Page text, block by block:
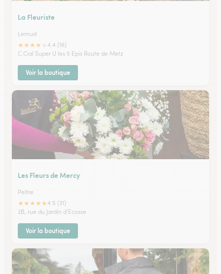
La Fleuriste
Lemud
★★★★
4.4 (16)
C.Cial Super U les 5 Epis Route de Metz
Voir la boutique
Les Fleurs de Mercy
Peltre
★★★★★4.5 (31)
2B, rue du Jardin d'Ecosse
Voir la boutique